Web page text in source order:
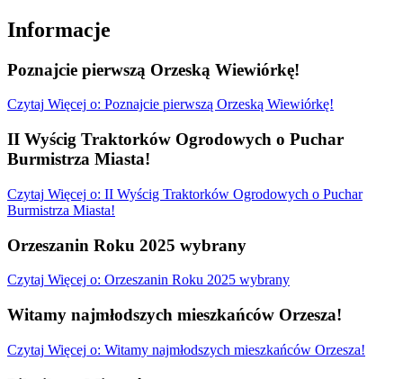
Informacje
Poznajcie pierwszą Orzeską Wiewiórkę!
Czytaj Więcej o: Poznajcie pierwszą Orzeską Wiewiórkę!
II Wyścig Traktorków Ogrodowych o Puchar
Burmistrza Miasta!
Czytaj Więcej o: II Wyścig Traktorków Ogrodowych o Puchar
Burmistrza Miasta!
Orzeszanin Roku 2025 wybrany
Czytaj Więcej o: Orzeszanin Roku 2025 wybrany
Witamy najmłodszych mieszkańców Orzesza!
Czytaj Więcej o: Witamy najmłodszych mieszkańców Orzesza!